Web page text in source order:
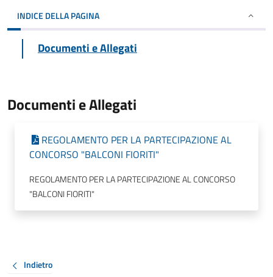
INDICE DELLA PAGINA
Documenti e Allegati
Documenti e Allegati
REGOLAMENTO PER LA PARTECIPAZIONE AL
CONCORSO "BALCONI FIORITI"
REGOLAMENTO PER LA PARTECIPAZIONE AL CONCORSO
"BALCONI FIORITI"
Indietro